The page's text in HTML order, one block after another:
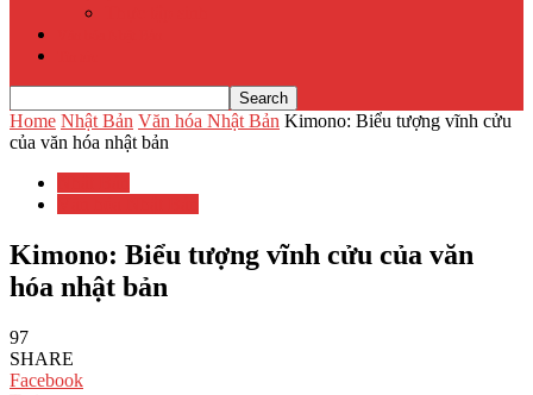
Home Nhật Bản Văn hóa Nhật Bản Kimono: Biểu tượng vĩnh cửu
của văn hóa nhật bản
Kimono: Biểu tượng vĩnh cửu của văn
hóa nhật bản
97
SHARE
Facebook